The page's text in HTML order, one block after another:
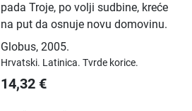
pada Troje, po volji sudbine, kreće
na put da osnuje novu domovinu.
Globus,2005.
Hrvatski. Latinica.Tvrde korice.
14,32 €